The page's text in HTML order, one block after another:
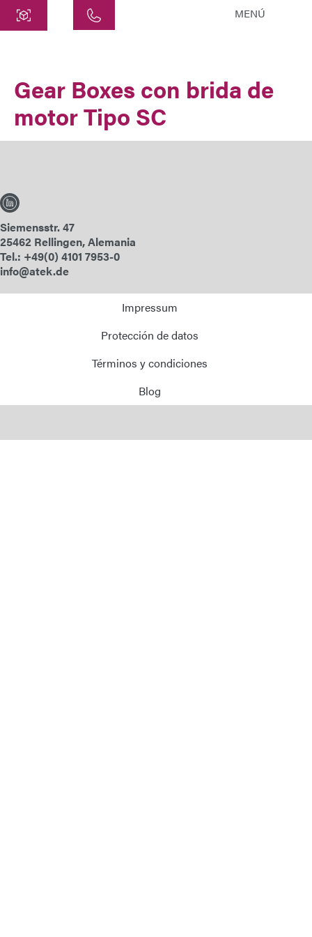
Siemensstraße 47
25462 Rellingen
info@atek.de
Abrir Chat
Nombre
Nombre de la Empresa
Correo Electrónico
Mensaje
MENÚ
Gear Boxes con brida de
motor Tipo SC
Siemensstr. 47
25462 Rellingen, Alemania
Tel.: +49(0) 4101 7953-0
info@atek.de
Impressum
Protección de datos
Términos y condiciones
Blog